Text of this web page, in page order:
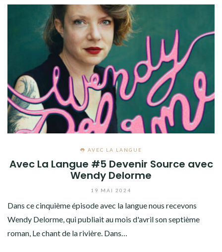
👅 AVEC LA LANGUE
Avec La Langue #5 Devenir Source avec
Wendy Delorme
19 MAI 2024
Dans ce cinquième épisode avec la langue nous recevons
Wendy Delorme, qui publiait au mois d'avril son septième
roman, Le chant de la rivière. Dans…